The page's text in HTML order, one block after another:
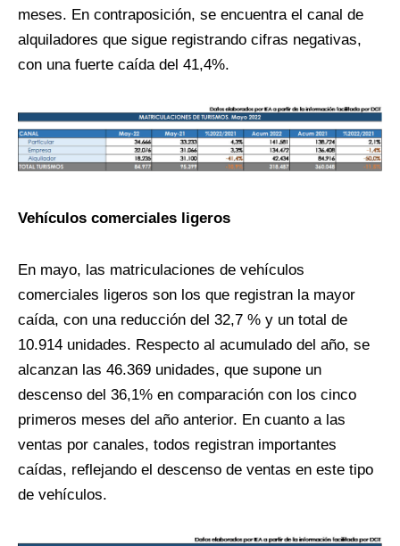
meses. En contraposición, se encuentra el canal de
alquiladores que sigue registrando cifras negativas,
con una fuerte caída del 41,4%.
Vehículos comerciales ligeros
En mayo, las matriculaciones de vehículos
comerciales ligeros son los que registran la mayor
caída, con una reducción del 32,7 % y un total de
10.914 unidades. Respecto al acumulado del año, se
alcanzan las 46.369 unidades, que supone un
descenso del 36,1% en comparación con los cinco
primeros meses del año anterior. En cuanto a las
ventas por canales, todos registran importantes
caídas, reflejando el descenso de ventas en este tipo
de vehículos.